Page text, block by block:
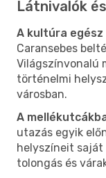
Látnivalók
A kultúra
Caransebes
Világszínvonalú
történelmi
városban.
A
utazás egyik
helyszíneit
tolongás és